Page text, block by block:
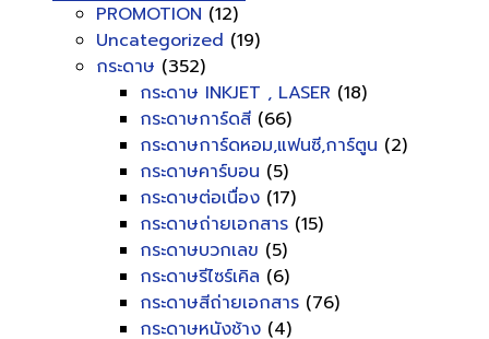
PROMOTION (12)
Uncategorized (19)
กระดาษ (352)
กระดาษ INKJET , LASER (18)
กระดาษการ์ดสี (66)
กระดาษการ์ดหอม,แฟนซี,การ์ตูน (2)
กระดาษคาร์บอน (5)
กระดาษต่อเนื่อง (17)
กระดาษถ่ายเอกสาร (15)
กระดาษบวกเลข (5)
กระดาษรีไซร์เคิล (6)
กระดาษสีถ่ายเอกสาร (76)
กระดาษหนังช้าง (4)